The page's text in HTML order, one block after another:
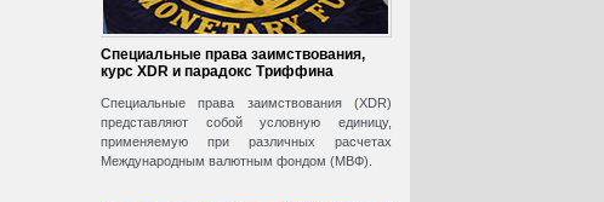
Специальные права заимствования,
курс XDR и парадокс Триффина
Специальные права заимствования (XDR)
представляют собой условную единицу,
применяемую при различных расчетах
Международным валютным фондом (МВФ).